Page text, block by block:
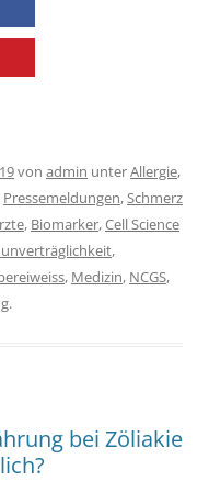
von admin unterAllergie,
Pressemeldungen,Schmerz
, Biomarker,Cell Science
,
, Medizin, NCGS,
.
bei Zöliakie